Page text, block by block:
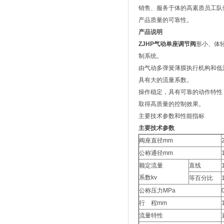
销售、服务于体的高素质员工
产品质量的可靠性。
产品说明
ZJHP气动单座调节阀 形小、体
制系统。
由气动多弹簧薄膜执行机构和
具有大的流量系数。
操作稳定，具有可靠的动作特
取得高质量的控制效果。
主要技术参数和性能指标
主要技术参数
阀座直径mm
公称通径mm
额定流量
系数kv
直线
等百分比
公称压力MPa
行 程mm
流量特性